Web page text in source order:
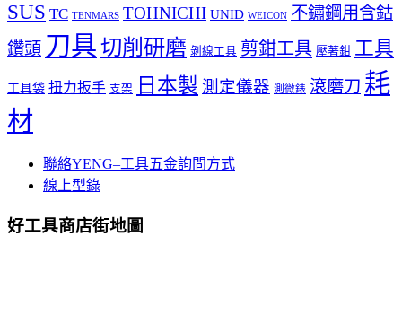
SUS TC TENMARS TOHNICHI UNID WEICON 不鏽鋼用含鈷
鑽頭 刀具切削研磨 剝線工具 剪鉗工具 壓著鉗 工具
工具袋 扭力扳手 支架 日本製 測定儀器 測微錶 滾磨刀 耗
材
聯絡YENG–工具五金詢問方式
線上型錄
好工具商店街地圖